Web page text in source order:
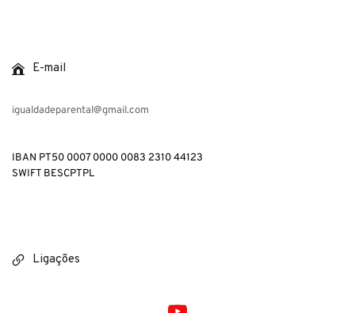
E-mail
igualdadeparental@gmail.com
IBAN PT50 0007 0000 0083 2310 44123
SWIFT BESCPTPL
Ligações